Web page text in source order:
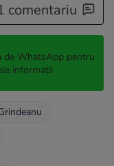
comentariu
de WhatsApp pentru
informații